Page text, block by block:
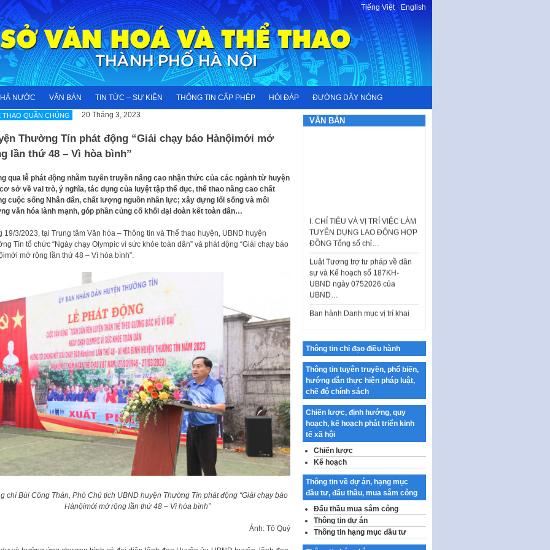
Tiếng Việt-English
NƯỚC VĂN BẢN TIN TỨC – SỰ KIỆN THÔNG TIN CẤP PHÉP HỎI ĐÁP ĐƯỜNG DÂY NÓNG
THAO QUẦN CHÚNG 20 Tháng 3, 2023
Thường Tín phát động “Giải chạy báo Hànộimới mở
lần thứ 48 – Vì hòa bình”
qua lễ phát động nhằm tuyên truyền nâng cao nhận thức của các ngành từ huyện
sở về vai trò, ý nghĩa, tác dụng của luyệt tập thể dục, thể thao nâng cao chất
cuộc sống Nhân dân, chất lượng nguồn nhân lực; xây dựng lối sống và môi
văn hóa lành mạnh, góp phần củng cố khối đại đoàn kết toàn dân…
19/3/2023, tại Trung tâm Văn hóa – Thông tin và Thể thao huyện, UBND huyện
Tín tổ chức “Ngày chạy Olympic vì sức khỏe toàn dân” và phát động “Giải chạy báo
mở rộng lần thứ 48 – Vì hòa bình”.
chí Bùi Công Thản, Phó Chủ tịch UBND huyện Thường Tín phát động “Giải chạy báo
Hànộimới mở rộng lần thứ 48 – Vì hòa bình”
Ảnh: Tô Quý
VĂN BẢN
TUYỂN DỤNG LAO ĐỘNG HỢP
ĐỒNG Tổng số chỉ…
Luật Tương trợ tư pháp về dân
sự và Kế hoạch số 187KH-
UBND ngày 0752026 của
UBND…
Ban hành Danh mục vị trí khai
thác quảng cáo trên địa bàn
chính luận về bảo vệ nền tảng tư
tưởng của Đảng…
Công bố công khai dự toán kinh
phí xây dựng pháp luật, hoàn
thiện thể chế, chính…
Quy định về nghiên cứu, ứng
dụng khoa học, công nghệ, đổi
mới sáng tạo và chuyển…
Quy định chi tiết và hướng dẫn
lịch tư…
Sửa đổi, bổ sung một số nội
dung tại Nghị quyết số 30/NQ-
CP ngày 24 tháng 02…
Thông tin chỉ đạo điều hành
Thông tin tuyên truyền, phổ biến,
hướng dẫn thực hiện pháp luật,
chế độ chính sách
Chiến lược, định hướng, quy
hoạch, kế hoạch phát triển kinh
tế xã hội
Chiến lược
Kế hoạch
Thông tin về dự án, hạng mục
đầu tư, đấu thầu, mua sắm công
Đấu thầu mua sắm công
Thông tin dự án
Thông tin hạng mục đầu tư